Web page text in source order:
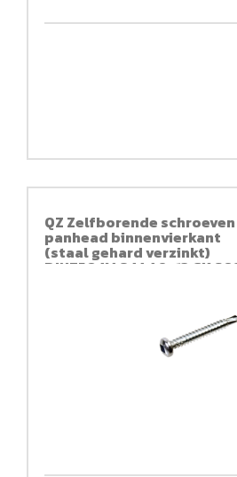
QZ Zelfborende schroeven
panhead binnenvierkant
(staal gehard verzinkt)
DIN7504M 844 4.2x13 CK